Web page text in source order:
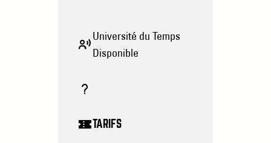
Université du Temps
Disponible
TARIFS